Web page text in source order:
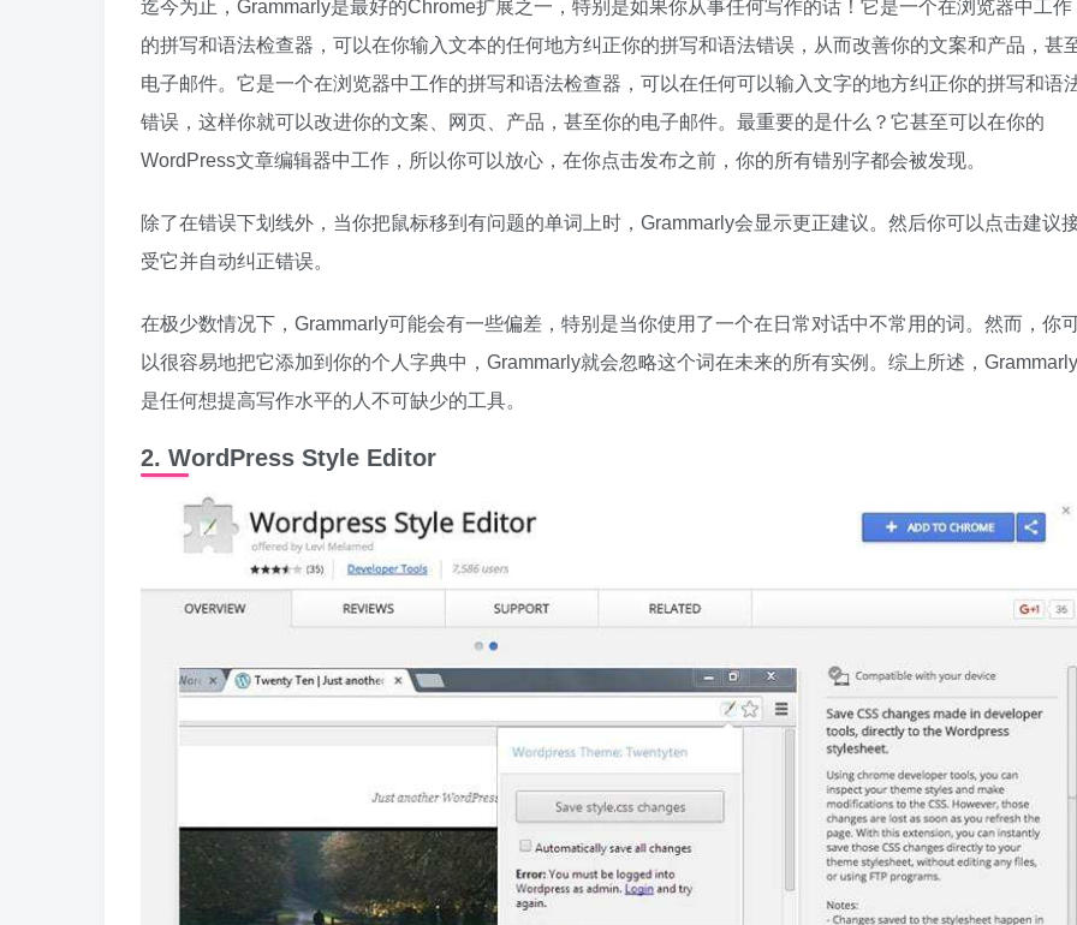
迄今为止，Grammarly是最好的Chrome扩展之一，特别是如果你从事任何写作的话！它是一个在浏览器中工作
的拼写和语法检查器，可以在你输入文本的任何地方纠正你的拼写和语法错误，从而改善你的文案和产品，甚
电子邮件。它是一个在浏览器中工作的拼写和语法检查器，可以在任何可以输入文字的地方纠正你的拼写和语
错误，这样你就可以改进你的文案、网页、产品，甚至你的电子邮件。最重要的是什么？它甚至可以在你的
WordPress文章编辑器中工作，所以你可以放心，在你点击发布之前，你的所有错别字都会被发现。
除了在错误下划线外，当你把鼠标移到有问题的单词上时，Grammarly会显示更正建议。然后你可以点击建议
受它并自动纠正错误。
在极少数情况下，Grammarly可能会有一些偏差，特别是当你使用了一个在日常对话中不常用的词。然而，你
以很容易地把它添加到你的个人字典中，Grammarly就会忽略这个词在未来的所有实例。综上所述，Grammarly
是任何想提高写作水平的人不可缺少的工具。
2. WordPress Style Editor